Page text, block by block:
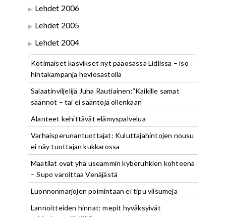
Lehdet 2006
Lehdet 2005
Lehdet 2004
Kotimaiset kasvikset nyt pääosassa Lidlissä – iso
hintakampanja heviosastolla
Salaatinviljelijä Juha Rautiainen:”Kaikille samat
säännöt – tai ei sääntöjä ollenkaan”
Alanteet kehittävät elämyspalvelua
Varhaisperunantuottajat: Kuluttajahintojen nousu
ei näy tuottajan kukkarossa
Maatilat ovat yhä useammin kyberuhkien kohteena
– Supo varoittaa Venäjästä
Luonnonmarjojen poimintaan ei tipu viisumeja
Lannoitteiden hinnat: mepit hyväksyivät